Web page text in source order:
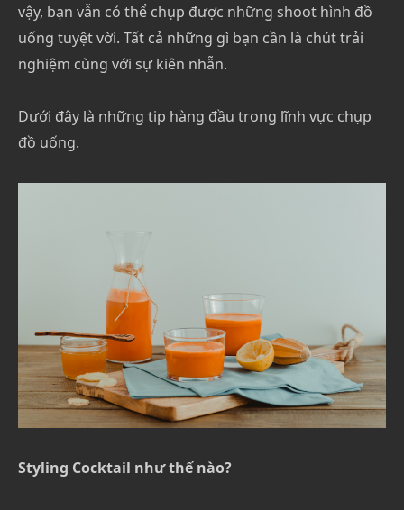
vậy, bạn vẫn có thể chụp được những shoot hình đồ
uống tuyệt vời. Tất cả những gì bạn cần là chút trải
nghiệm cùng với sự kiên nhẫn.
Dưới đây là những tip hàng đầu trong lĩnh vực chụp
đồ uống.
Styling Cocktail như thế nào?